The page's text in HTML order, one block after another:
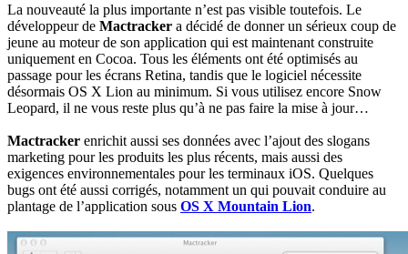
La nouveauté la plus importante n’est pas visible toutefois. Le
développeur de Mactracker a décidé de donner un sérieux coup de
jeune au moteur de son application qui est maintenant construite
uniquement en Cocoa. Tous les éléments ont été optimisés au
passage pour les écrans Retina, tandis que le logiciel nécessite
désormais OS X Lion au minimum. Si vous utilisez encore Snow
Leopard, il ne vous reste plus qu’à ne pas faire la mise à jour…
Mactracker enrichit aussi ses données avec l’ajout des slogans
marketing pour les produits les plus récents, mais aussi des
exigences environnementales pour les terminaux iOS. Quelques
bugs ont été aussi corrigés, notamment un qui pouvait conduire au
plantage de l’application sous OS X Mountain Lion.